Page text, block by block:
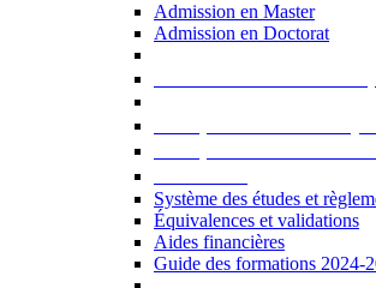
Admission en Master
Admission en Doctorat
Système des études et
Équivalences et validations
Aides financières
Guide des formations 2024-